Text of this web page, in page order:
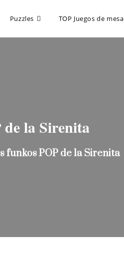
Puzzles TOP Juegos de mesa
la Sirenita
funkos POP de la Sirenita